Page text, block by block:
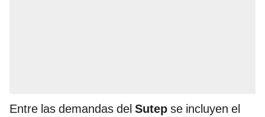
Entre las demandas del Sutep se incluyen el